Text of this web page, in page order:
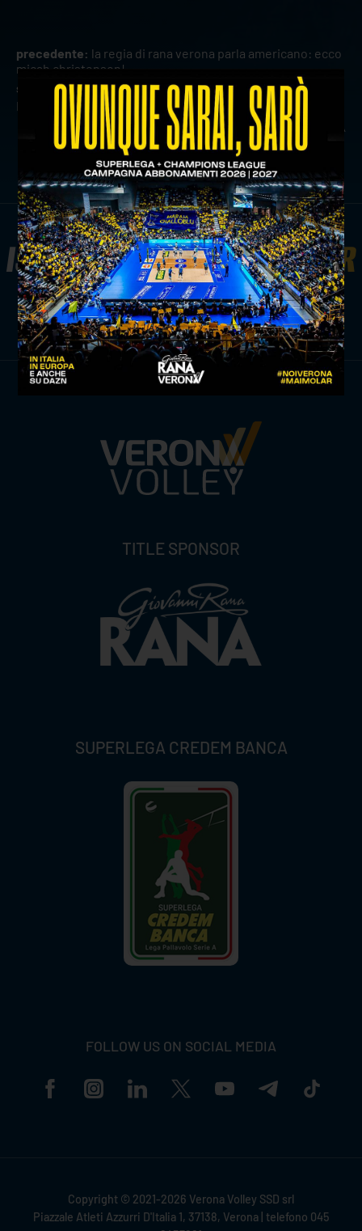
precedente: la regia di rana verona parla americano: ecco
micah christenson!
successivo:verona volley annuncia una nuova importante
partnership con müller italia
news prima squadra
ISCRIVITI ALLANEWSLETTER
ISCRIVITI ORA
TITLE SPONSOR
SUPERLEGA CREDEM BANCA
FOLLOW US ON SOCIAL MEDIA
Copyright © 2021-2026 Verona Volley SSD srl
Piazzale Atleti Azzurri D'Italia 1, 37138, Verona | telefono 045